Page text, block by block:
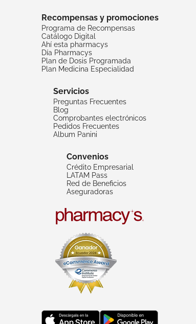
Recompensas y promociones
Programa de Recompensas
Catálogo Digital
Ahí esta pharmacys
Día Pharmacys
Plan de Dosis Programada
Plan Medicina Especialidad
Servicios
Preguntas Frecuentes
Blog
Comprobantes electrónicos
Pedidos Frecuentes
Album Panini
Convenios
Crédito Empresarial
LATAM Pass
Red de Beneficios
Aseguradoras